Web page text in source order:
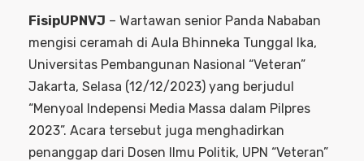
FisipUPNVJ – Wartawan senior Panda Nababan
mengisi ceramah di Aula Bhinneka Tunggal Ika,
Universitas Pembangunan Nasional “Veteran”
Jakarta, Selasa (12/12/2023) yang berjudul
“Menyoal Indepensi Media Massa dalam Pilpres
2023”. Acara tersebut juga menghadirkan
penanggap dari Dosen Ilmu Politik, UPN “Veteran”